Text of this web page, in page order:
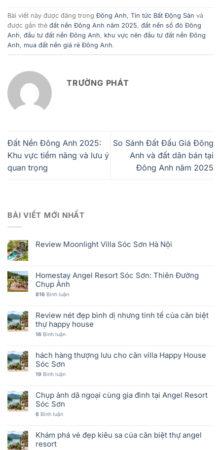
Bài viết này được đăng trong Đông Anh, Tin tức Bất Động Sản và
được gắn thẻ đất nền Đông Anh năm 2025, đất nền sổ đỏ Đông
Anh, đầu tư đất nền Đông Anh, khu vực nên đầu tư đất nền Đông
Anh, mua đất nền giá rẻ Đông Anh.
TRƯỜNG PHÁT
Đất Nền Đông Anh 2025:
Khu vực tiềm năng và lưu ý
quan trọng
So Sánh Đất Đấu Giá Đông
Anh và đất dân bán tại
Đông Anh năm 2025
BÀI VIẾT MỚI NHẤT
Review Moonlight Villa Sóc Sơn Hà Nội
Homestay Angel Resort Sóc Sơn: Thiên Đường
Chụp Ảnh
816 Bình luận
Review nét đẹp bình dị nhưng tinh tế của căn biệt
thự happy house
16 Bình luận
hách hàng thượng lưu cho căn villa Happy House
Sóc Sơn
19 Bình luận
Chụp ảnh dã ngoại cùng gia đình tại Angel Resort
Sóc Sơn
6 Bình luận
Khám phá vẻ đẹp kiêu sa của căn biệt thự angel
resort